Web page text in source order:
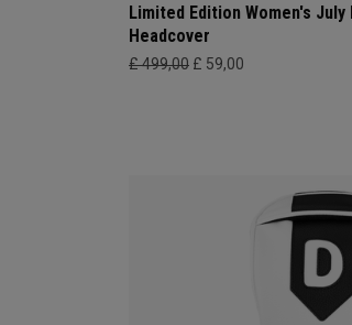
Limited Edition Women's July
Headcover
£ 499,00 £ 59,00